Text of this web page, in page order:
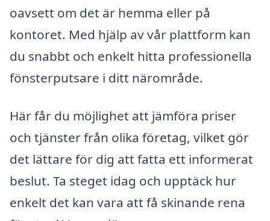
oavsett om det är hemma eller på
kontoret. Med hjälp av vår plattform kan
du snabbt och enkelt hitta professionella
fönsterputsare i ditt närområde.
Här får du möjlighet att jämföra priser
och tjänster från olika företag, vilket gör
det lättare för dig att fatta ett informerat
beslut. Ta steget idag och upptäck hur
enkelt det kan vara att få skinande rena